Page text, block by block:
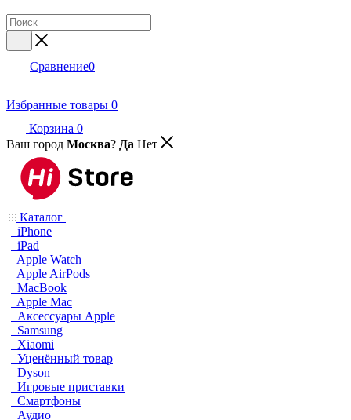
Сравнение0
Избранные товары 0
Корзина 0
Ваш город Москва? Да Нет
Каталог
iPhone
iPad
Apple Watch
Apple AirPods
MacBook
Apple Mac
Аксессуары Apple
Samsung
Xiaomi
Уценённый товар
Dyson
Игровые приставки
Смартфоны
Аудио